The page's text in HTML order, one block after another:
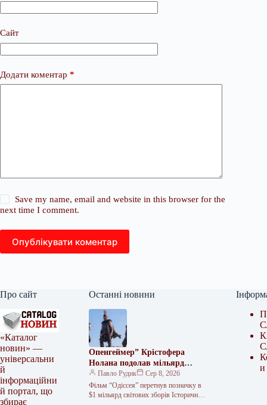
Сайт
Додати коментар *
Save my name, email and website in this browser for the
next time I comment.
Опублікувати коментар
Про сайт
«Каталог
новин» —
універсальни
й
інформаційни
й портал, що
збирає
Останні новини
Опенгеймер” Крістофера
Нолана подолав мільярд
доларів зборів
Павло Рудик
Сер 8, 2026
Фільм “Одіссея” перетнув позначку в
$1 мільярд світових зборів Історична
и